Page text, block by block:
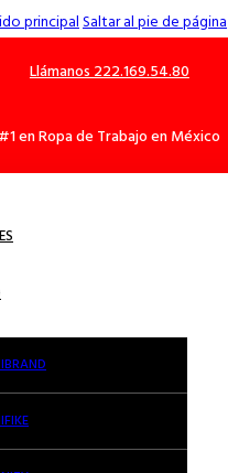
principalSaltar al pie de página
Llámanos 222.169.54.80
#1 en Ropa de Trabajo en México